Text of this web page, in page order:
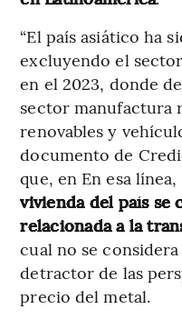
“El país asiático ha
excluyendo el
en el 2023, donde
sector manufactura
renovables y
documento de
que, en En esa línea,
vivienda del país se
relacionada a la
cual no se
detractor de las
precio del metal.